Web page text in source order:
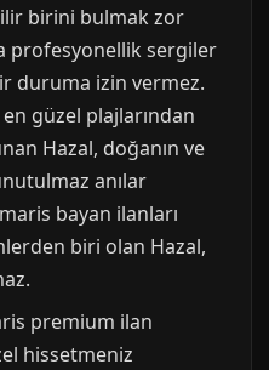
birini bulmak zor
profesyonellik sergiler
duruma izin vermez.
güzel plajlarından
Hazal, doğanın ve
anılar
bayan ilanları
biri olan Hazal,
premium ilan
hissetmeniz